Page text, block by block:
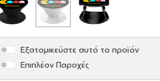
Εξατομικεύστε αυτό το προϊόν
Επιπλέον Παροχές